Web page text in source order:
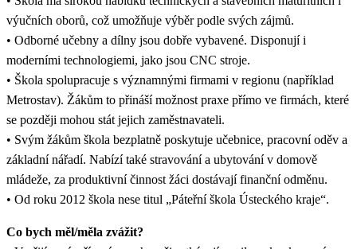
výučních oborů, což umožňuje výběr podle svých zájmů.
• Odborné učebny a dílny jsou dobře vybavené. Disponují i
moderními technologiemi, jako jsou CNC stroje.
• Škola spolupracuje s významnými firmami v regionu (například
Metrostav). Žákům to přináší možnost praxe přímo ve firmách, které
se později mohou stát jejich zaměstnavateli.
• Svým žákům škola bezplatně poskytuje učebnice, pracovní oděv a
základní nářadí. Nabízí také stravování a ubytování v domově
mládeže, za produktivní činnost žáci dostávají finanční odměnu.
• Od roku 2012 škola nese titul „Páteřní škola Ústeckého kraje“.
Co bych měl/měla zvážit?